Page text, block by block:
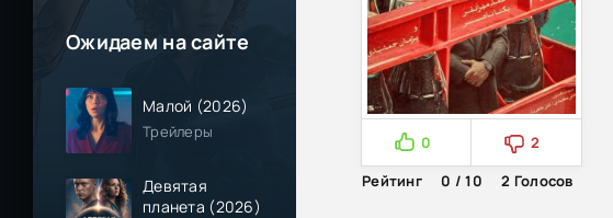
Ожидаем на сайте
Малой (2026)
Трейлеры
Девятая
планета (2026)
0
2
Рейтинг
0 / 10 2 Голосов